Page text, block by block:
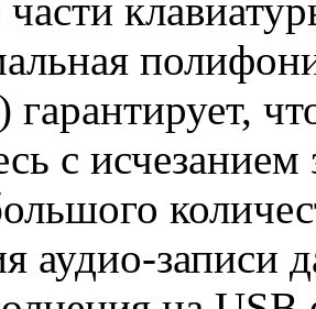
с
аудио-записи